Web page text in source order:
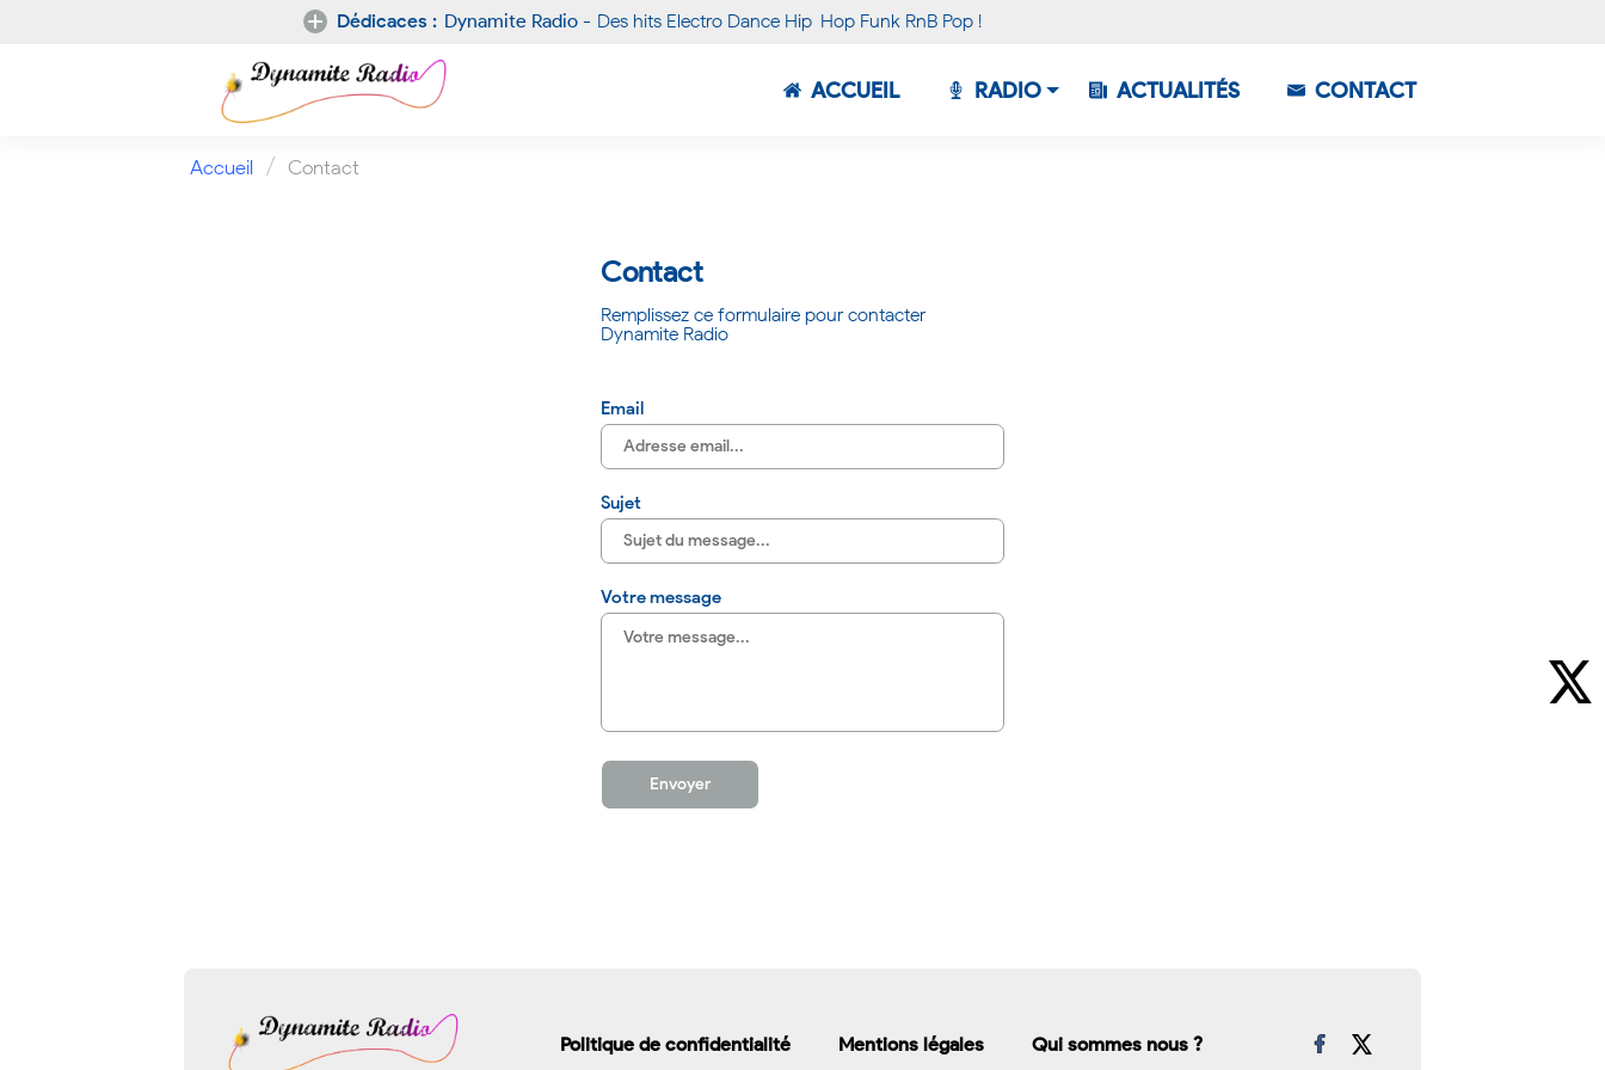
dédicace
Dédicaces : Dynamite Radio - Des hits Electro Dance Hip-Hop Funk RnB Pop !
ACCUEIL RADIO ACTUALITÉS CONTACT
Accueil / Contact
Contact
Remplissez ce formulaire pour contacter
Dynamite Radio
Email
Sujet
Votre message
Envoyer
Politique de confidentialité Mentions légales Qui sommes nous ?